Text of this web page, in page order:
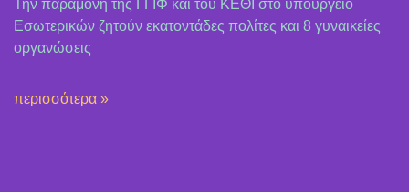
Την παραμονή της ΓΓΙΦ και του ΚΕΘΙ στο υπουργείο
Εσωτερικών ζητούν εκατοντάδες πολίτες και 8 γυναικείες
οργανώσεις
περισσότερα »